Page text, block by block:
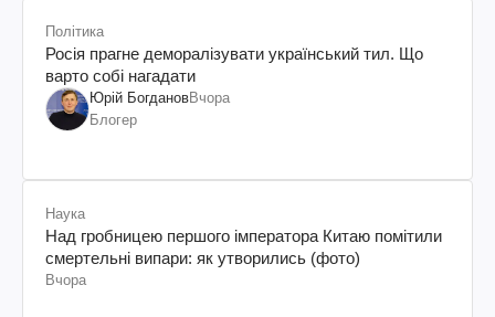
Політика
Росія прагне деморалізувати український тил. Що
варто собі нагадати
Юрій БогдановВчора
Блогер
Наука
Над гробницею першого імператора Китаю помітили
смертельні випари: як утворились (фото)
Вчора